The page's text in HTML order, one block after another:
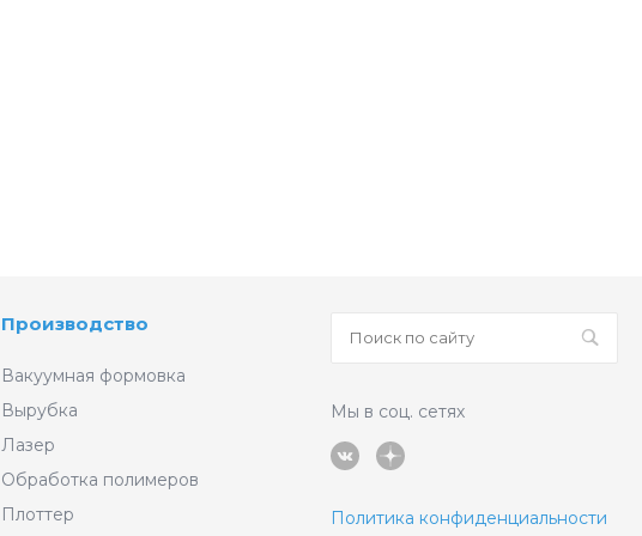
Производство
Вакуумная формовка
Вырубка
Лазер
Обработка полимеров
Плоттер
Мы в соц. сетях
Политика конфиденциальности